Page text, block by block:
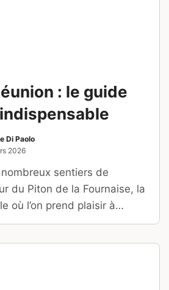
: le guide
Di Paolo
2026
sentiers de
du Piton de la Fournaise, la
où l’on prend plaisir à
de rêve aux paysages